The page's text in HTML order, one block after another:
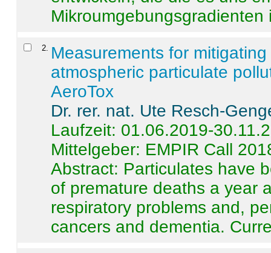
Mikroumgebungsgradienten
2
Measurements for
atmospheric particulate
AeroTox
Dr. rer. nat. Ute Resch-
Laufzeit: 01.06.2019-
Mittelgeber: EMPIR Call
Abstract: Particulates have
of premature deaths a year
respiratory problems and,
cancers and dementia.